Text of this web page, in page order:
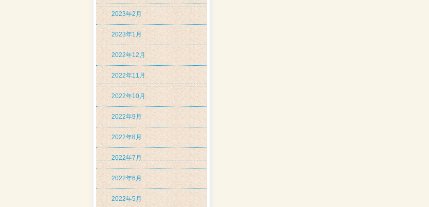
2023年2月
2023年1月
2022年12月
2022年11月
2022年10月
2022年9月
2022年8月
2022年7月
2022年6月
2022年5月